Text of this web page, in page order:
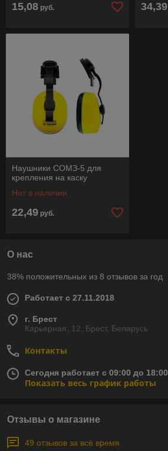
15,08 руб. 34,39
Наушники СОМЗ-5 для
крепления на каску
Нет в наличии
22,49 руб.
О нас
38% положительных из 8 отзывов за год
Работает с 27.11.2018
г. Брест
Карьерная, 12, Брест, Беларусь
Контакты
Сегодня работает с 09:00 до 18:00
Показать весь график работы
Отзывы о магазине
49 отзывов за всё время